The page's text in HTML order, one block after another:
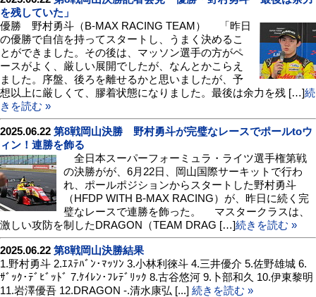
を残していた」
優勝 野村勇斗（B-MAX RACING TEAM） 「昨日
の優勝で自信を持ってスタートし、うまく決めるこ
とができました。その後は、マッソン選手の方がペ
ースがよく、厳しい展開でしたが、なんとかこらえ
ました。序盤、後ろを離せるかと思いましたが、予
想以上に厳しくて、膠着状態になりました。最後は余力を残 […]続
きを読む »
2025.06.22 第8戦岡山決勝 野村勇斗が完璧なレースでポールtoウ
ィン！連勝を飾る
全日本スーパーフォーミュラ・ライツ選手権第戦
の決勝がが、6月22日、岡山国際サーキットで行わ
れ、ポールポジションからスタートした野村勇斗
（HFDP WITH B-MAX RACING）が、昨日に続く完
璧なレースで連勝を飾った。 マスタークラスは、
激しい攻防を制したDRAGON（TEAM DRAG […]続きを読む »
2025.06.22 第8戦岡山決勝結果
1.野村勇斗 2.ｴｽﾃﾊﾞﾝ･ﾏｯｿﾝ 3.小林利徠斗 4.三井優介 5.佐野雄城 6.
ｻﾞｯｸ･ﾃﾞﾋﾞｯﾄﾞ 7.ｹｲﾚﾝ･ﾌﾚﾃﾞﾘｯｸ 8.古谷悠河 9.卜部和久 10.伊東黎明
11.岩澤優吾 12.DRAGON -.清水康弘 [...] 続きを読む »